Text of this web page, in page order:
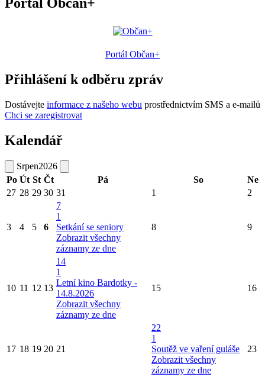
Portál Občan+
Přihlášení k odběru zpráv
Dostávejte informace z našeho webu prostřednictvím SMS a e-mailů
Chci se zaregistrovat
Kalendář
Srpen2026
Po Út St Čt Pá So
Ne
27 28 29 30 31 1 2
3 4 5 6
7
1
Setkání se seniory
Zobrazit všechny
záznamy ze dne
8 9
10 11 12 13
14
1
Letní kino Bardotky -
14.8.2026
Zobrazit všechny
záznamy ze dne
15 16
17 18 19 20 21
22
1
Soutěž ve vaření guláše
Zobrazit všechny
záznamy ze dne
23